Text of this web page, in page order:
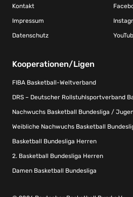
Kontakt
Impressum
Datenschutz
Kooperationen/Ligen
FIBA Basketball-Weltverband
DRS – Deutscher Rollstuhlsportverband
Nachwuchs Basketball Bundesliga /
Weibliche Nachwuchs Basketball
Basketball Bundesliga Herren
2. Basketball Bundesliga Herren
Damen Basketball Bundesliga